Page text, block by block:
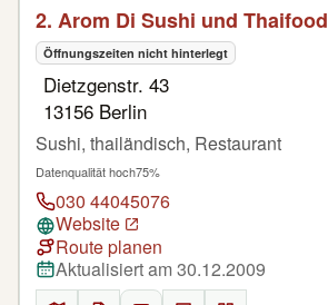
2. Arom Di Sushi und Thaifood
Öffnungszeiten nicht hinterlegt
Dietzgenstr. 43
13156 Berlin
Sushi, thailändisch, Restaurant
Datenqualität hoch75%
030 44045076
Website
Route planen
Aktualisiert am 30.12.2009